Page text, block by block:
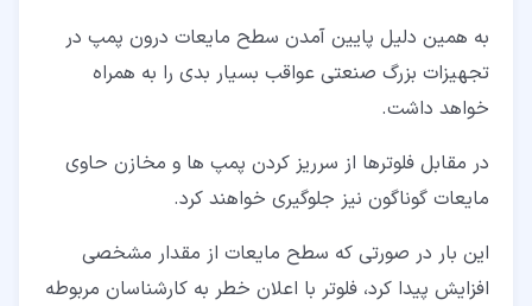
به همین دلیل پایین آمدن سطح مایعات درون پمپ در
تجهیزات بزرگ صنعتی عواقب بسیار بدی را به همراه
خواهد داشت.
در مقابل فلوترها از سرریز کردن پمپ ها و مخازن حاوی
مایعات گوناگون نیز جلوگیری خواهند کرد.
این بار در صورتی که سطح مایعات از مقدار مشخصی
افزایش پیدا کرد، فلوتر با اعلان خطر به کارشناسان مربوطه